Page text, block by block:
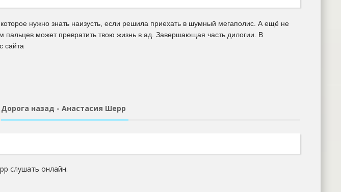
нужно знать наизусть, если решила приехать в шумный мегаполис. А ещё не
пальцев может превратить твою жизнь в ад. Завершающая часть дилогии. В
сайта
Дорога назад - Анастасия Шерр
слушать онлайн.